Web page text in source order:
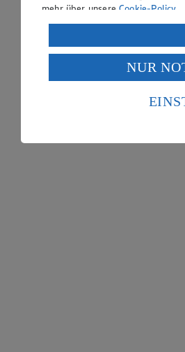
mehr über unsereCookie-Policy.
Verarbeitung deiner
Wenn du auf „Aktivieren“
ein, dass deine Daten in den
einem nach europäischen
Risiko eines Zugriffs durch US-
NUR